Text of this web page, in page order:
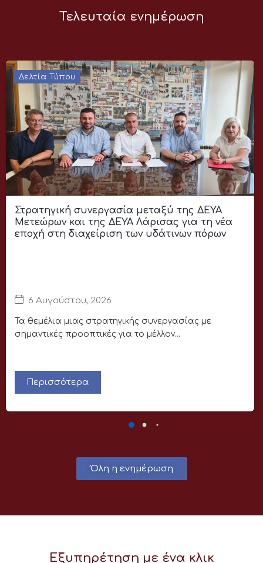
Τελευταία ενημέρωση
Δελτία Τύπου
Στρατηγική συνεργασία μεταξύ της ΔΕΥΑ
Μετεώρων και της ΔΕΥΑ Λάρισας για τη νέα
εποχή στη διαχείριση των υδάτινων πόρων
6 Αυγούστου, 2026
Τα θεμέλια μιας στρατηγικής συνεργασίας με
σημαντικές προοπτικές για το μέλλον...
Περισσότερα
Όλη η ενημέρωση
Εξυπηρέτηση με ένα κλικ